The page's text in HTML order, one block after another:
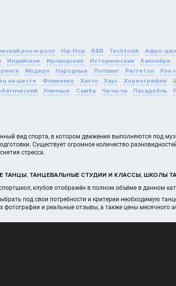
рок-н-ролл Hip-Hop R&B Tecktonik Афро-
Индийские Ирландские Исторические Капоэйра
Модерн Народные Поппинг Реггетон Рок-
на шесте Фламенко Хастл Хаус Хореография
Уличные Самба Ча-ча-ча Пасадобль
вид спорта, в котором движения выполняются под
Существует огромное количество
стресса.
ТАНЦЫ, ТАНЦЕВАЛЬНЫЕ СТУДИИ И КЛАССЫ, ШКОЛЫ
клубов отображён в полном объёме в данном
под свои потребности и критерии необходимую
фотографии и реальные отзывы, а также цены месячного